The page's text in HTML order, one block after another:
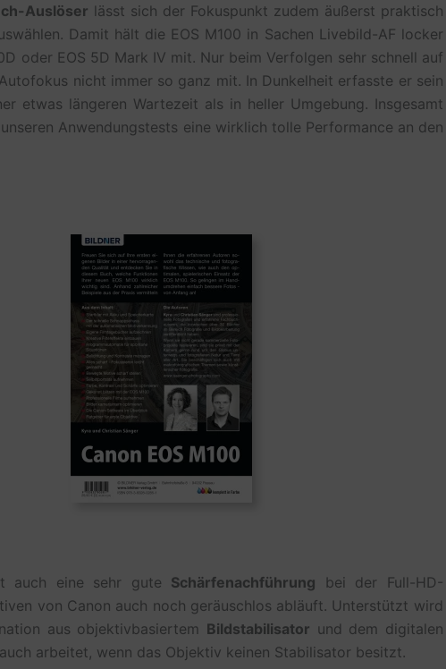
Auslöser lässt sich der Fokuspunkt zudem äußerst praktisch
Damit hält die EOS M100 in Sachen Livebild-AF locker
oder EOS 5D Mark IV mit. Nur beim Verfolgen sehr schnell auf
nicht immer so ganz mit. In Dunkelheit erfasste er sein
etwas längeren Wartezeit als in heller Umgebung. Insgesamt
Anwendungstests eine wirklich tolle Performance an den
auch eine sehr gute Schärfenachführung bei der Full-HD-
von Canon auch noch geräuschlos abläuft. Unterstützt wird
aus objektivbasiertem Bildstabilisator und dem digitalen
arbeitet, wenn das Objektiv keinen Stabilisator besitzt.